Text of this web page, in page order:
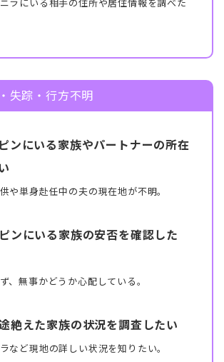
失踪・行方不明
ンにいる家族やパートナーの所在
や単身赴任中の夫の現在地が不明。
ンにいる家族の安否を確認した
、無事かどうか心配している。
絶えた家族の状況を調査したい
など現地の詳しい状況を知りたい。